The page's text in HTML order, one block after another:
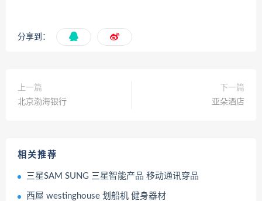
分享到：
上一篇
北京渤海银行
下一篇
亚朵酒店
相关推荐
三星SAM SUNG 三星智能产品 移动通讯穿品
西屋 westinghouse 划船机 健身器材